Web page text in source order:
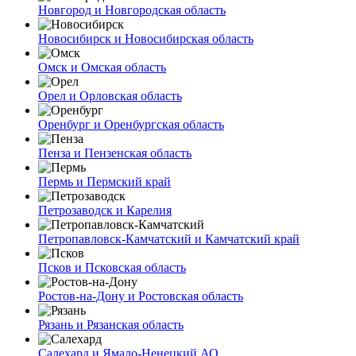
Новгород и Новгородская область
Новосибирск и Новосибирская область
Омск и Омская область
Орел и Орловская область
Оренбург и Оренбургская область
Пенза и Пензенская область
Пермь и Пермский край
Петрозаводск и Карелия
Петропавловск-Камчатский и Камчатский край
Псков и Псковская область
Ростов-на-Дону и Ростовская область
Рязань и Рязанская область
Салехард и Ямало-Ненецкий АО